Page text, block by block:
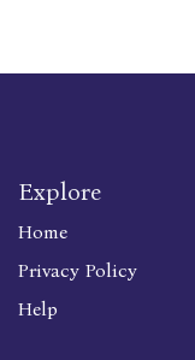
Explore
Home
Privacy Policy
Help